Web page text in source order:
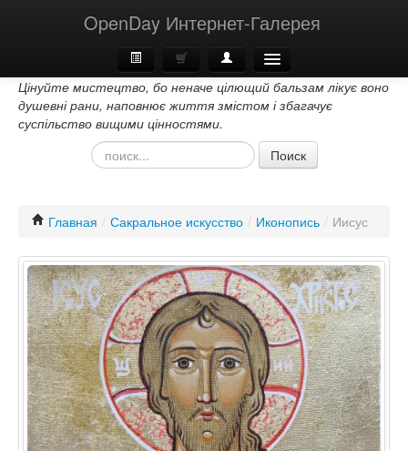
OpenDay Интернет-Галерея
Главная
О Нас
Цінуйте мистецтво, бо неначе цілющий бальзам лікує воно
душевні рани, наповнює життя змістом і збагачує
суспільство вищими цінностями.
Поиск
Главная / Сакральное искусство / Иконопись / Иисус